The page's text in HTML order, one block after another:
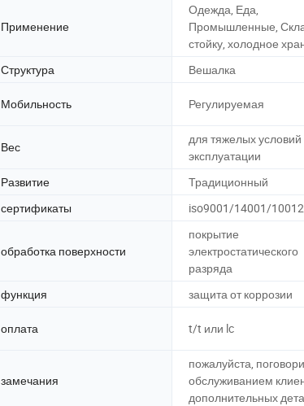
Применение
Одежда, Еда,
Промышленные,
стойку, холодное
Структура Вешалка
Мобильность Регулируемая
Вес
для тяжелых условий
эксплуатации
Развитие
Традиционный
сертификаты iso9001/14001/
обработка поверхности
покрытие
электростатического
разряда
функция защита от коррозии
оплата t/t или lc
замечания
пожалуйста,
обслуживанием
дополнительных